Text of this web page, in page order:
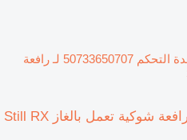
وحدة التحكم 50733650707 لـ رافعة
وحدة التحكم 50733650707 لـ رافعة شوكية تعمل بالغاز Still RX